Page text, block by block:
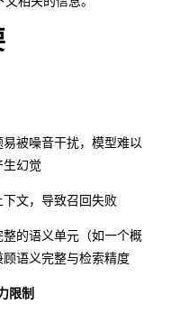
被噪音干扰，模型难以
幻觉
文，导致召回失败
的语义单元（如一个概
语义完整与检索精度
限制